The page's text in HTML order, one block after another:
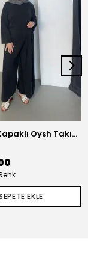
Anvelop Kapaklı Oysh Takım - Antrasit
EKLE